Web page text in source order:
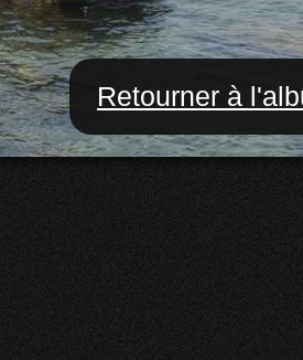
Retourner à